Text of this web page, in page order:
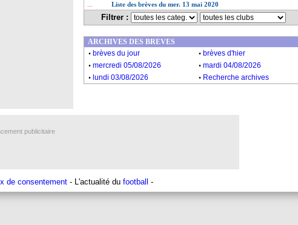
Liste des brèves du mer. 13 mai 2020
Filtrer :
ARCHIVES DES BREVES
. brèves du jour . brèves d'hier
. mercredi 05/08/2026 . mardi 04/08/2026
. lundi 03/08/2026 . Recherche archives
publicitaire
de consentement - L'actualité du football -